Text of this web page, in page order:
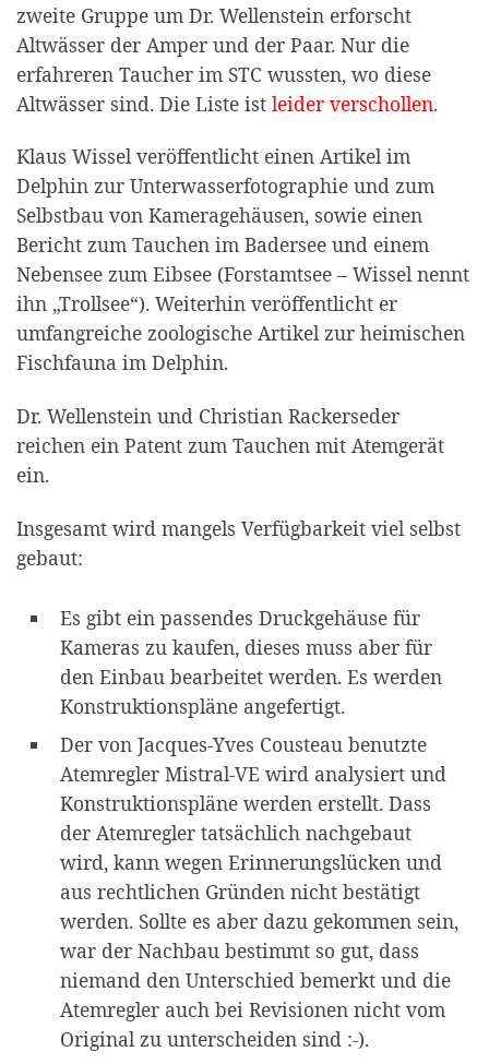
zweite Gruppe um Dr. Wellenstein erforscht
Altwässer der Amper und der Paar. Nur die
erfahreren Taucher im STC wussten, wo diese
Altwässer sind. Die Liste ist leider verschollen.
Klaus Wissel veröffentlicht einen Artikel im
Delphin zur Unterwasserfotographie und zum
Selbstbau von Kameragehäusen, sowie einen
Bericht zum Tauchen im Badersee und einem
Nebensee zum Eibsee (Forstamtsee – Wissel nennt
ihn „Trollsee“). Weiterhin veröffentlicht er
umfangreiche zoologische Artikel zur heimischen
Fischfauna im Delphin.
Dr. Wellenstein und Christian Rackerseder
reichen ein Patent zum Tauchen mit Atemgerät
ein.
Insgesamt wird mangels Verfügbarkeit viel selbst
gebaut:
Es gibt ein passendes Druckgehäuse für
Kameras zu kaufen, dieses muss aber für
den Einbau bearbeitet werden. Es werden
Konstruktionspläne angefertigt.
Der von Jacques-Yves Cousteau benutzte
Atemregler Mistral-VE wird analysiert und
Konstruktionspläne werden erstellt. Dass
der Atemregler tatsächlich nachgebaut
wird, kann wegen Erinnerungslücken und
aus rechtlichen Gründen nicht bestätigt
werden. Sollte es aber dazu gekommen sein,
war der Nachbau bestimmt so gut, dass
niemand den Unterschied bemerkt und die
Atemregler auch bei Revisionen nicht vom
Original zu unterscheiden sind :-).